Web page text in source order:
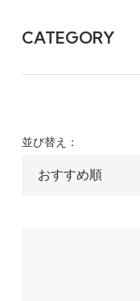
CATEGORY
並び替え：